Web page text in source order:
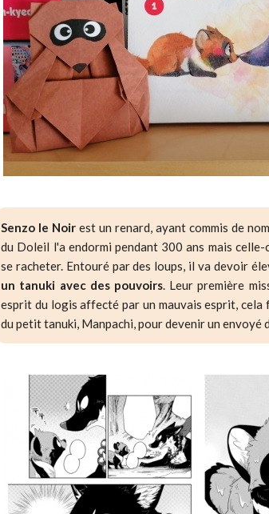
Senzo le Noir est un renard, ayant commis de
du Doleil l'a endormi pendant 300 ans mais celle-
se racheter. Entouré par des loups, il va devoir
un tanuki avec des pouvoirs. Leur première
esprit du logis affecté par un mauvais esprit,
du petit tanuki, Manpachi, pour devenir un envoyé